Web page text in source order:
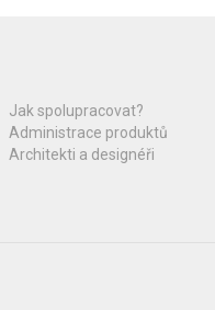
Jak spolupracovat?
Administrace produktů
Architekti a designéři